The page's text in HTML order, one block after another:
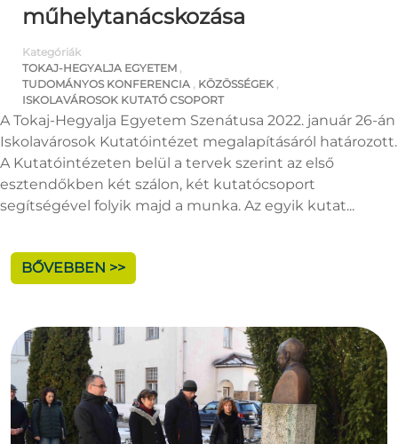
műhelytanácskozása
Kategóriák
TOKAJ-HEGYALJA EGYETEM ,
TUDOMÁNYOS KONFERENCIA , KÖZÖSSÉGEK ,
ISKOLAVÁROSOK KUTATÓ CSOPORT
A Tokaj-Hegyalja Egyetem Szenátusa 2022. január 26-án
Iskolavárosok Kutatóintézet megalapításáról határozott.
A Kutatóintézeten belül a tervek szerint az első
esztendőkben két szálon, két kutatócsoport
segítségével folyik majd a munka. Az egyik kutat...
BŐVEBBEN >>